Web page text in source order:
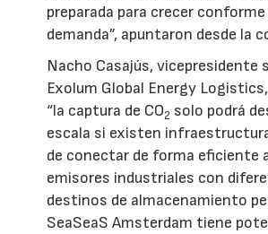
preparada para crecer
demanda”, apuntaron desde la
Nacho Casajús, vicepresidente
Exolum Global Energy
“la captura de CO2 solo podrá
escala si existen
de conectar de forma eficiente
emisores industriales con
destinos de almacenamiento
SeaSeaS Amsterdam tiene